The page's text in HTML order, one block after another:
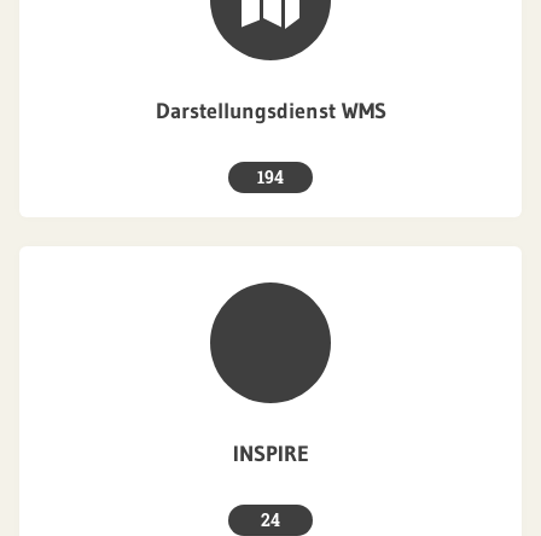
Darstellungsdienst WMS
194
INSPIRE
24